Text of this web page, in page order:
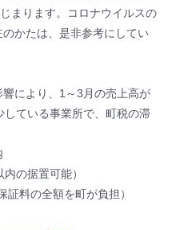
まります。コロナウイルスの
かたは、是非参考にしてい
響により、1～3月の売上高が
ている事業所で、町税の滞
の据置可能）
料の全額を町が負担）